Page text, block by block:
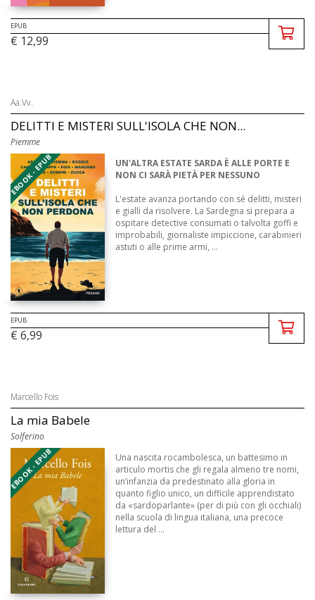
EPUB
€ 12,99
Aa.Vv.
DELITTI E MISTERI SULL'ISOLA CHE NON...
Piemme
EBOOK - EPUB
UN'ALTRA ESTATE SARDA È ALLE PORTE E
NON CI SARÀ PIETÀ PER NESSUNO
L'estate avanza portando con sé delitti, misteri
e gialli da risolvere. La Sardegna si prepara a
ospitare detective consumati o talvolta goffi e
improbabili, giornaliste impiccione, carabinieri
astuti o alle prime armi, ...
EPUB
€ 6,99
Marcello Fois
La mia Babele
Solferino
EBOOK - EPUB
Una nascita rocambolesca, un battesimo in
articulo mortis che gli regala almeno tre nomi,
un’infanzia da predestinato alla gloria in
quanto figlio unico, un difficile apprendistato
da «sardoparlante» (per di più con gli occhiali)
nella scuola di lingua italiana, una precoce
lettura del ...